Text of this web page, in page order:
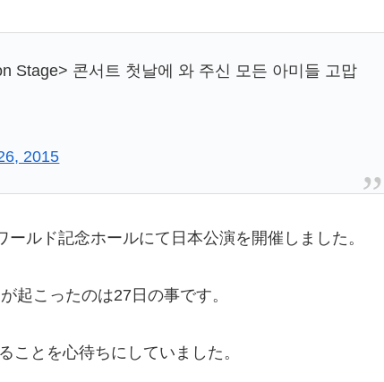
Stage> 콘서트 첫날에 와 주신 모든 아미들 고맙
2015
ルド記念ホールにて日本公演を開催しました。
起こったのは27日の事です。
ことを心待ちにしていました。